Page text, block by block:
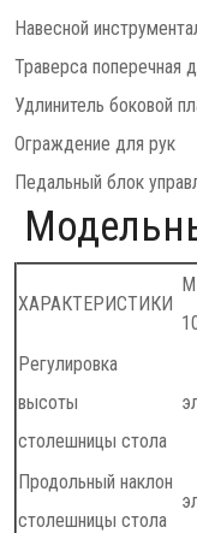
Навесной
Траверса поперечная
Удлинитель боковой
Ограждение для рук
Педальный блок
ХАРАКТЕРИСТИКИ
Регулировка
высоты
столешницы стола
Продольный наклон
столешницы стола